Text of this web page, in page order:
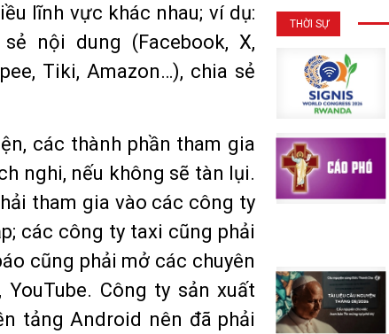
lĩnh vực khác nhau; ví dụ:
nội dung (Facebook, X,
Tiki, Amazon…), chia sẻ
các thành phần tham gia
nghi, nếu không sẽ tàn lụi.
tham gia vào các công ty
các công ty taxi cũng phải
cũng phải mở các chuyên
Công ty sản xuất
tảng Android nên đã phải
THỜI SỰ